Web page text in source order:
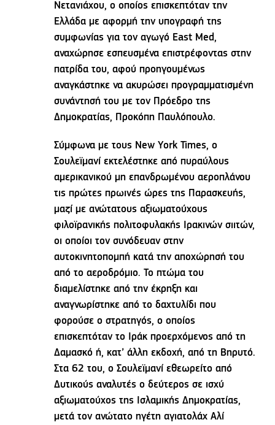
Νετανιάχου, ο οποίος επισκεπτόταν την
Ελλάδα με αφορμή την υπογραφή της
συμφωνίας για τον αγωγό East Med,
αναχώρησε εσπευσμένα επιστρέφοντας στην
πατρίδα του, αφού προηγουμένως
αναγκάστηκε να ακυρώσει προγραμματισμένη
συνάντησή του με τον Πρόεδρο της
Δημοκρατίας, Προκόπη Παυλόπουλο.
Σύμφωνα με τους New York Times, ο
Σουλεϊμανί εκτελέστηκε από πυραύλους
αμερικανικού μη επανδρωμένου αεροπλάνου
τις πρώτες πρωινές ώρες της Παρασκευής,
μαζί με ανώτατους αξιωματούχους
φιλοϊρανικής πολιτοφυλακής Ιρακινών σιιτών,
οι οποίοι τον συνόδευαν στην
αυτοκινητοπομπή κατά την αποχώρησή του
από το αεροδρόμιο. Το πτώμα του
διαμελίστηκε από την έκρηξη και
αναγνωρίστηκε από το δαχτυλίδι που
φορούσε ο στρατηγός, ο οποίος
επισκεπτόταν το Ιράκ προερχόμενος από τη
Δαμασκό ή, κατ’ άλλη εκδοχή, από τη Βηρυτό.
Στα 62 του, ο Σουλεϊμανί εθεωρείτο από
Δυτικούς αναλυτές ο δεύτερος σε ισχύ
αξιωματούχος της Ισλαμικής Δημοκρατίας,
μετά τον ανώτατο ηγέτη αγιατολάχ Αλί